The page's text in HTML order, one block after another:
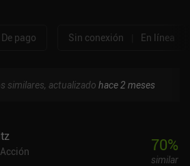
De pago Sin conexión En línea
similares, actualizado hace 2 meses
Acción
70%
similar